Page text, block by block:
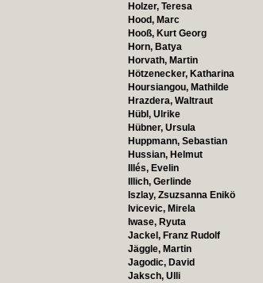
Holzer, Teresa
Hood, Marc
Hooß, Kurt Georg
Horn, Batya
Horvath, Martin
Hötzenecker, Katharina
Hoursiangou, Mathilde
Hrazdera, Waltraut
Hübl, Ulrike
Hübner, Ursula
Huppmann, Sebastian
Hussian, Helmut
Illés, Evelin
Illich, Gerlinde
Iszlay, Zsuzsanna Enikö
Ivicevic, Mirela
Iwase, Ryuta
Jackel, Franz Rudolf
Jäggle, Martin
Jagodic, David
Jaksch, Ulli